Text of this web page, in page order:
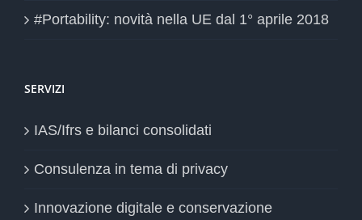
#Portability: novità nella UE dal 1° aprile 2018
SERVIZI
IAS/Ifrs e bilanci consolidati
Consulenza in tema di privacy
Innovazione digitale e conservazione